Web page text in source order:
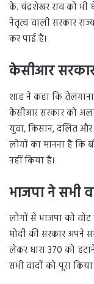
के. चंद्रशेखर राव को भी
नेतृत्व वाली सरकार
कर पाई है।
केसीआर
शाह ने कहा कि
केसीआर सरकार को
युवा, किसान, दलित और
लोगों का मानना है कि
नहीं किया है।
भाजपा ने सभी
लोगों से भाजपा को
मोदी की सरकार अपने
लेकर धारा 370 को
सभी वादों को पूरा